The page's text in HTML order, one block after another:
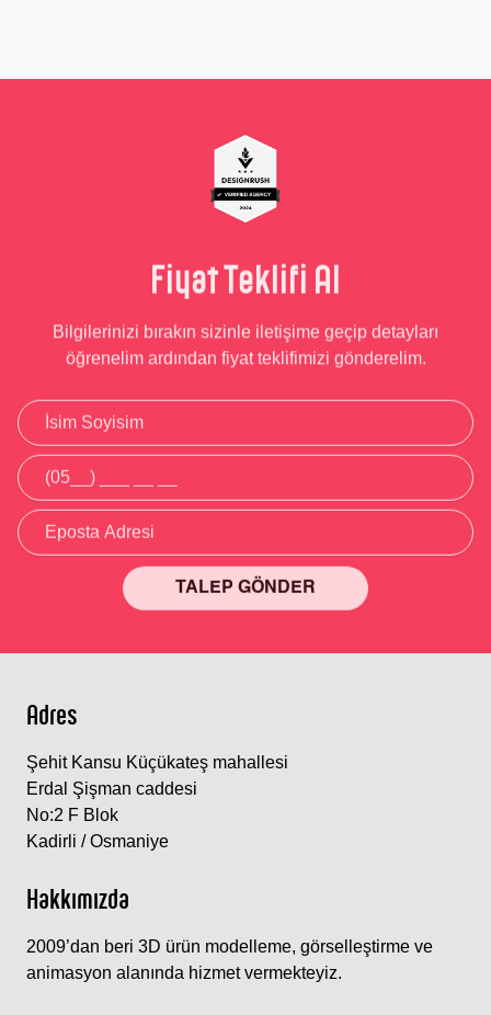
Fiyat Teklifi Al
Bilgilerinizi bırakın sizinle iletişime geçip detayları
öğrenelim ardından fiyat teklifimizi gönderelim.
TALEP GÖNDER
Adres
Şehit Kansu Küçükateş mahallesi
Erdal Şişman caddesi
No:2 F Blok
Kadirli / Osmaniye
Hakkımızda
2009’dan beri 3D ürün modelleme, görselleştirme ve
animasyon alanında hizmet vermekteyiz.